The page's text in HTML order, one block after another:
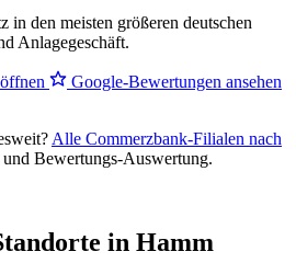
den meisten größeren deutschen
Anlagegeschäft.
Google-Bewertungen ansehen
Alle Commerzbank-Filialen nach
Bewertungs-Auswertung.
in Hamm